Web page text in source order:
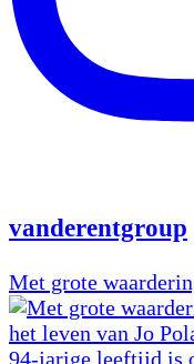
vanderentgroup
Met grote